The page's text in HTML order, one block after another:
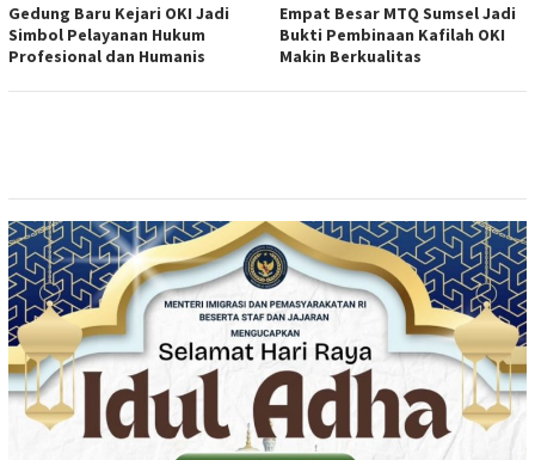
Gedung Baru Kejari OKI Jadi
Simbol Pelayanan Hukum
Profesional dan Humanis
Empat Besar MTQ Sumsel Jadi
Bukti Pembinaan Kafilah OKI
Makin Berkualitas